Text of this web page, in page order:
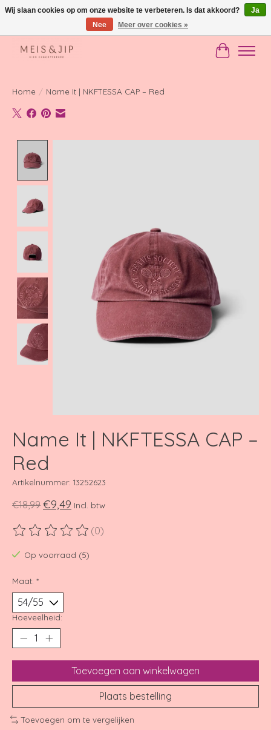
Gratis verzending in NL vanaf €150
Home / Name It | NKFTESSA CAP – Red
Name It | NKFTESSA CAP –
Red
Artikelnummer: 13252623
€18,99 €9,49 Incl. btw
De beoordeling van dit product is
(0)
Op voorraad (5)
Maat: *
Hoeveelheid:
Toevoegen aan winkelwagen
Plaats bestelling
Toevoegen om te vergelijken
Wij slaan cookies op om onze website te verbeteren. Is dat akkoord?
Ja
Nee
Meer over cookies »